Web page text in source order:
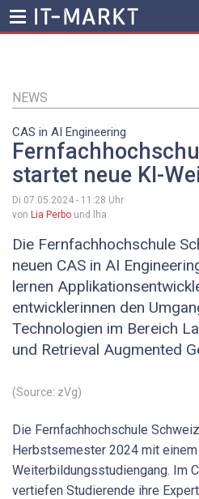
Inhalt
NEWS
CAS in AI Engineering
startet neue KI-
Di 07.05.2024 - 11:28 Uhr
von Lia Perbo und lha
Die Fernfachhochschule
neuen CAS in AI
lernen
entwicklerinnen den
Technologien im Bereich
und Retrieval Augmented
(Source: zVg)
Die Fernfachhochschule
Herbstsemester 2024 mit einem
Weiterbildungsstudiengang. Im
vertiefen Studierende ihre